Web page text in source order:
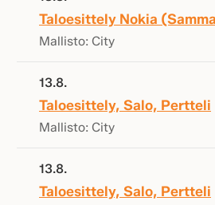
Taloesittely Nokia
Mallisto: City
13.8.
Taloesittely, Salo, Pertteli
Mallisto: City
13.8.
Taloesittely, Salo, Pertteli